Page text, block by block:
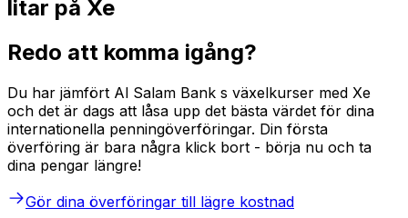
litar på Xe
Redo att komma igång?
Du har jämfört Al Salam Bank s växelkurser med Xe
och det är dags att låsa upp det bästa värdet för dina
internationella penningöverföringar. Din första
överföring är bara några klick bort - börja nu och ta
dina pengar längre!
Gör dina överföringar till lägre kostnad